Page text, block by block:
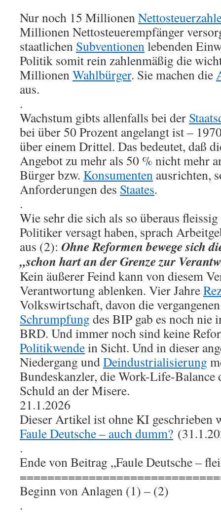
Nur noch 15 Millionen
Millionen Nettosteuerempfänger
staatlichen Subventionenlebenden
Politik somit rein zahlenmäßig die
MillionenWahlbürger. Sie machen die
aus.
.
Wachstum gibts allenfalls bei der
bei über 50 Prozent angelangt ist –
über einem Drittel. Das bedeutet, daß
Angebot zu mehr als 50 % nicht mehr
Bürger bzw. Konsumenten ausrichten,
Anforderungen des Staates.
.
Wie sehr die sich als so überaus
Politiker versagt haben, sprach
aus (2): Ohne Reformen bewege sich
„schon hart an der Grenze zur
Kein äußerer Feind kann von diesem
Verantwortung ablenken. Vier Jahre
Volkswirtschaft, davon die
Schrumpfung des BIP gab es noch nie
BRD. Und immer noch sind keine
Politikwendein Sicht. Und in dieser
Niedergang undDeindustrialisierung
Bundeskanzler, die Work-Life-Balance
Schuld an der Misere.
21.1.2026
Dieser Artikel ist ohne KI geschrieben
Faule Deutsche – auch dumm?
.
Ende von Beitrag „Faule Deutsche –
Beginn von Anlagen (1) – (2)
.